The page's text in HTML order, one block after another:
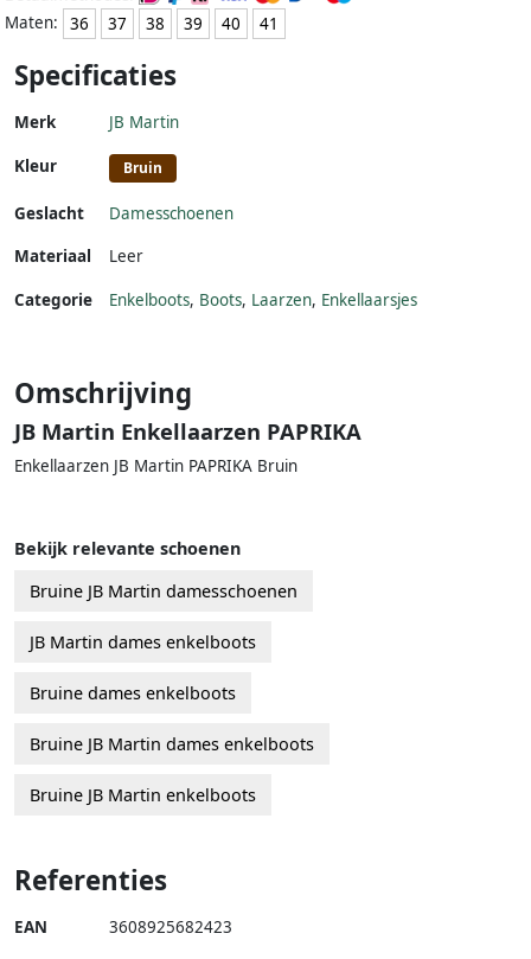
Maten:
36 37 38 39 40 41
Specificaties
Merk JB Martin
Kleur Bruin
Geslacht
Damesschoenen
Materiaal
Leer
Categorie Enkelboots, Boots, Laarzen, Enkellaarsjes
Omschrijving
JB Martin Enkellaarzen PAPRIKA
Enkellaarzen JB Martin PAPRIKA Bruin
Bekijk relevante schoenen
Bruine JB Martin damesschoenen
JB Martin dames enkelboots
Bruine dames enkelboots
Bruine JB Martin dames enkelboots
Bruine JB Martin enkelboots
Referenties
EAN 3608925682423